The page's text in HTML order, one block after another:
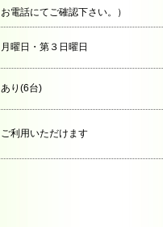
お電話にてご確認下さい。）
月曜日・第３日曜日
あり(6台)
ご利用いただけます